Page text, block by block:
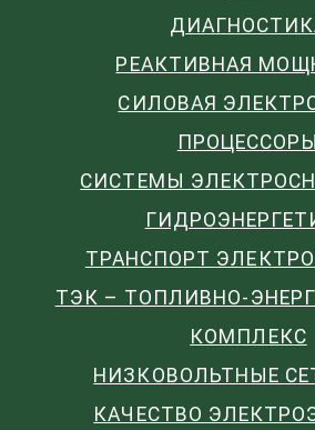
РЕАКТИВНАЯ
СИЛОВАЯ
ПРОЦЕССОРЫ
СИСТЕМЫ
ТРАНСПОРТ
ТЭК – ТОПЛИВНО-
КОМПЛЕКС
НИЗКОВОЛЬТНЫЕ
КАЧЕСТВО